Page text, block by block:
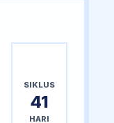
SIKLUS
41
HARI